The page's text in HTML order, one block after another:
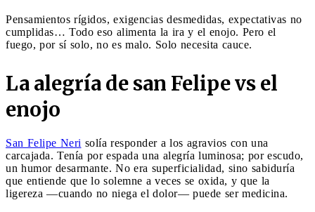
Pensamientos rígidos, exigencias desmedidas, expectativas no
cumplidas… Todo eso alimenta la ira y el enojo. Pero el
fuego, por sí solo, no es malo. Solo necesita cauce.
La alegría de san Felipe vs el
enojo
San Felipe Neri solía responder a los agravios con una
carcajada. Tenía por espada una alegría luminosa; por escudo,
un humor desarmante. No era superficialidad, sino sabiduría
que entiende que lo solemne a veces se oxida, y que la
ligereza —cuando no niega el dolor— puede ser medicina.